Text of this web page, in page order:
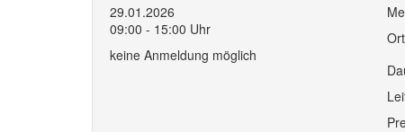
29.01.2026
09:00 - 15:00 Uhr
keine Anmeldung möglich
Ort